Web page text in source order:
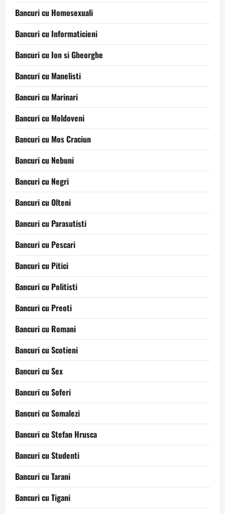
Bancuri cu Homosexuali
Bancuri cu Informaticieni
Bancuri cu Ion si Gheorghe
Bancuri cu Manelisti
Bancuri cu Marinari
Bancuri cu Moldoveni
Bancuri cu Mos Craciun
Bancuri cu Nebuni
Bancuri cu Negri
Bancuri cu Olteni
Bancuri cu Parasutisti
Bancuri cu Pescari
Bancuri cu Pitici
Bancuri cu Politisti
Bancuri cu Preoti
Bancuri cu Romani
Bancuri cu Scotieni
Bancuri cu Sex
Bancuri cu Soferi
Bancuri cu Somalezi
Bancuri cu Stefan Hrusca
Bancuri cu Studenti
Bancuri cu Tarani
Bancuri cu Tigani